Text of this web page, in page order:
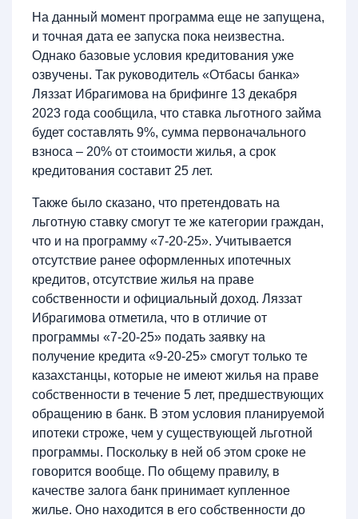
На данный момент программа еще не запущена,
и точная дата ее запуска пока неизвестна.
Однако базовые условия кредитования уже
озвучены. Так руководитель «Отбасы банка»
Ляззат Ибрагимова на брифинге 13 декабря
2023 года сообщила, что ставка льготного займа
будет составлять 9%, сумма первоначального
взноса – 20% от стоимости жилья, а срок
кредитования составит 25 лет.
Также было сказано, что претендовать на
льготную ставку смогут те же категории граждан,
что и на программу «7-20-25». Учитывается
отсутствие ранее оформленных ипотечных
кредитов, отсутствие жилья на праве
собственности и официальный доход. Ляззат
Ибрагимова отметила, что в отличие от
программы «7-20-25» подать заявку на
получение кредита «9-20-25» смогут только те
казахстанцы, которые не имеют жилья на праве
собственности в течение 5 лет, предшествующих
обращению в банк. В этом условия планируемой
ипотеки строже, чем у существующей льготной
программы. Поскольку в ней об этом сроке не
говорится вообще. По общему правилу, в
качестве залога банк принимает купленное
жилье. Оно находится в его собственности до